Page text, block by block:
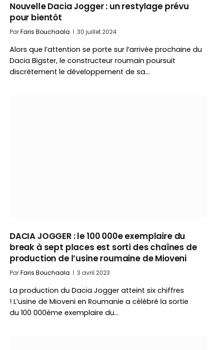
Nouvelle Dacia Jogger : un restylage prévu
pour bientôt
ParFaris Bouchaala 30 juillet 2024
Alors que l’attention se porte sur l’arrivée prochaine du
Dacia Bigster, le constructeur roumain poursuit
discrètement le développement de sa…
DACIA JOGGER : le 100 000e exemplaire du
break à sept places est sorti des chaînes de
production de l’usine roumaine de Mioveni
ParFaris Bouchaala 3 avril 2023
La production du Dacia Jogger atteint six chiffres
! L’usine de Mioveni en Roumanie a célébré la sortie
du 100 000ème exemplaire du…